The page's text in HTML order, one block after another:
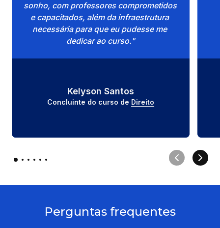
sonho, com professores comprometidos
e capacitados, além da infraestrutura
necessária para que eu pudesse me
dedicar ao curso."
Kelyson Santos
Concluinte do curso de Direito
Perguntas frequentes